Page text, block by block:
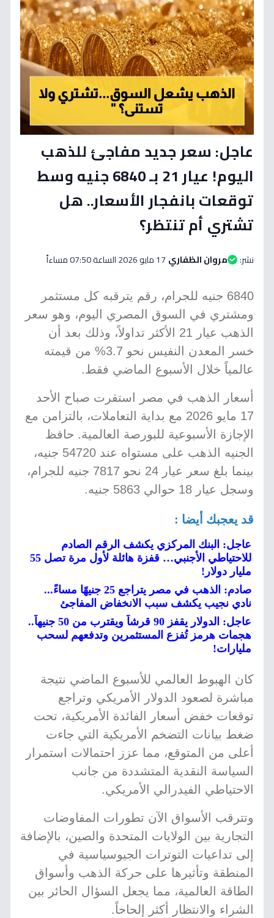
عاجل: سعر جديد مفاجئ للذهب
اليوم! عيار 21 بـ 6840 جنيه وسط
توقعات بانفجار الأسعار.. هل
تشتري أم تنتظر؟
نشر: مروان الظفاري 17 مايو 2026 الساعة 07:50 مساءاً
6840 جنيه للجرام، رقم يترقبه كل مستثمر
ومشتري في السوق المصري اليوم، وهو سعر
الذهب عيار 21 الأكثر تداولاً، وذلك بعد أن
خسر المعدن النفيس نحو 3.7% من قيمته
عالمياً خلال الأسبوع الماضي فقط.
أسعار الذهب في مصر استقرت صباح الأحد
17 مايو 2026 مع بداية التعاملات، بالتزامن مع
الإجازة الأسبوعية للبورصة العالمية. حافظ
الجنيه الذهب على مستواه عند 54720 جنيه،
بينما بلغ سعر عيار 24 نحو 7817 جنيه للجرام،
وسجل عيار 18 حوالي 5863 جنيه.
قد يعجبك أيضا :
عاجل: البنك المركزي يكشف الرقم الصادم
للاحتياطي الأجنبي… قفزة هائلة لأول مرة تصل 55
مليار دولار!
صادم: الذهب في مصر يتراجع 25 جنيهًا مساءً...
نادي نجيب يكشف سبب الانخفاض المفاجئ
عاجل: الدولار يقفز 90 قرشاً ويقترب من 50 جنيهاً..
هجمات هرمز تُفزع المستثمرين وتدفعهم لسحب
مليارات!
كان الهبوط العالمي للأسبوع الماضي نتيجة
مباشرة لصعود الدولار الأمريكي وتراجع
توقعات خفض أسعار الفائدة الأمريكية، تحت
ضغط بيانات التضخم الأمريكية التي جاءت
أعلى من المتوقع، مما عزز احتمالات استمرار
السياسة النقدية المتشددة من جانب
الاحتياطي الفيدرالي الأمريكي.
وتترقب الأسواق الآن تطورات المفاوضات
التجارية بين الولايات المتحدة والصين، بالإضافة
إلى تداعيات التوترات الجيوسياسية في
المنطقة وتأثيرها على حركة الذهب وأسواق
الطاقة العالمية، مما يجعل السؤال الحائر بين
الشراء والانتظار أكثر إلحاحاً.